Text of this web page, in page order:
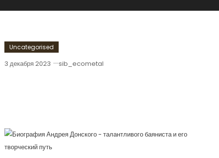
Uncategorised
3 декабря 2023 sib_ecometal